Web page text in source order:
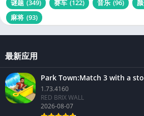
谜题 (349) 赛车 (122) 音乐 (96)
麻将 (93)
最新应用
Park Town:Match 3 with a
1.73.4160
RED BRIX WALL
2026-08-07